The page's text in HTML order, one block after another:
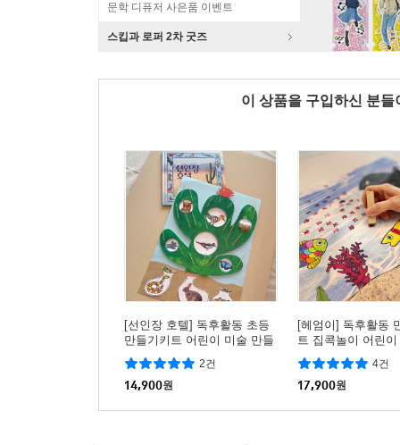
문학 디퓨저 사은품 이벤트
스킵과 로퍼 2차 굿즈
이 상품을 구입하신 분
[선인장 호텔] 독후활동 초등
만들기키트 어린이 미술 만들
기놀이
2건
14,900원
[헤엄이] 독후활동
트 집콕놀이 어린
들기키트
4건
17,900원